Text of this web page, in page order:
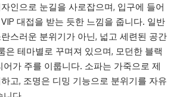
인으로 눈길을 사로잡으며, 입구에 들어
대접을 받는 듯한 느낌을 줍니다. 일반
스러운 분위기가 아닌, 넓고 세련된 공간
은 테마별로 꾸며져 있으며, 모던한 블랙
가 주를 이룹니다. 소파는 가죽으로 제
고, 조명은 디밍 기능으로 분위기를 자유